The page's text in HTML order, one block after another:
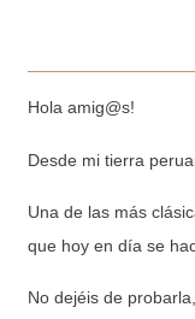
Hola amig@s!
Desde mi tierra
Una de las más
que hoy en día se
No dejéis de